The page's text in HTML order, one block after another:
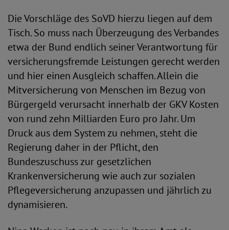
Die Vorschläge des SoVD hierzu liegen auf dem
Tisch. So muss nach Überzeugung des Verbandes
etwa der Bund endlich seiner Verantwortung für
versicherungsfremde Leistungen gerecht werden
und hier einen Ausgleich schaffen. Allein die
Mitversicherung von Menschen im Bezug von
Bürgergeld verursacht innerhalb der GKV Kosten
von rund zehn Milliarden Euro pro Jahr. Um
Druck aus dem System zu nehmen, steht die
Regierung daher in der Pflicht, den
Bundeszuschuss zur gesetzlichen
Krankenversicherung wie auch zur sozialen
Pflegeversicherung anzupassen und jährlich zu
dynamisieren.